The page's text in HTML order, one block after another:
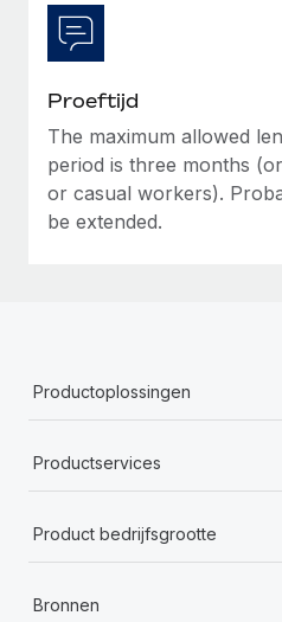
Proeftijd
The maximum allowed
period is three months
or casual workers).
be extended.
Productoplossingen
Productservices
Product bedrijfsgrootte
Bronnen